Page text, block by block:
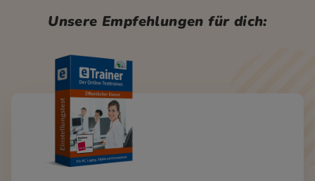
Unsere Empfehlungen für dich: